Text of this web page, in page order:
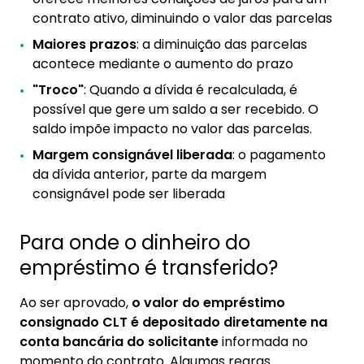
contrato ativo, diminuindo o valor das parcelas
Maiores prazos: a diminuição das parcelas
acontece mediante o aumento do prazo
"Troco": Quando a dívida é recalculada, é
possível que gere um saldo a ser recebido. O
saldo impõe impacto no valor das parcelas.
Margem consignável liberada: o pagamento
da dívida anterior, parte da margem
consignável pode ser liberada
Para onde o dinheiro do
empréstimo é transferido?
Ao ser aprovado, o valor do empréstimo
consignado CLT é depositado diretamente na
conta bancária do solicitanteinformada no